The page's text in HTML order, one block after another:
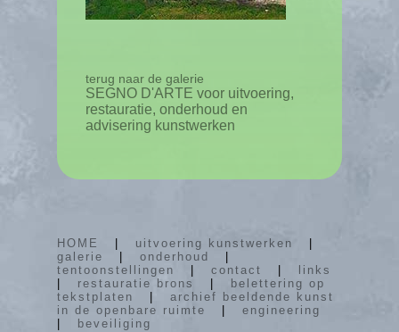
terug naar de galerie
SEGNO D'ARTE voor uitvoering,
restauratie, onderhoud en
advisering kunstwerken
HOME uitvoering kunstwerken
galerie
onderhoud
tentoonstellingen
contact
links
restauratie brons
belettering op
tekstplaten
archief beeldende kunst
in de openbare ruimte
engineering
beveiliging